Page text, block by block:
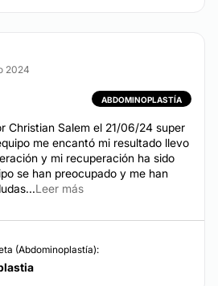
2024
ABDOMINOPLASTÍA
Christian Salem el 21/06/24 super
me encantó mi resultado llevo
y mi recuperación ha sido
se han preocupado y me han
Leer más
(Abdominoplastía):